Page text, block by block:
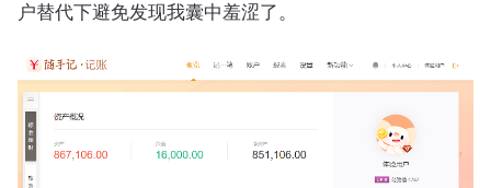
户替代下避免发现我囊中羞涩了。